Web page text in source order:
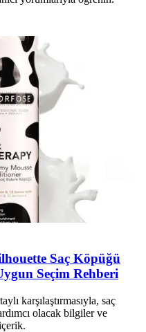
Saç Köpüğü
Seçim Rehberi
karşılaştırmasıyla, saç
olacak bilgiler ve